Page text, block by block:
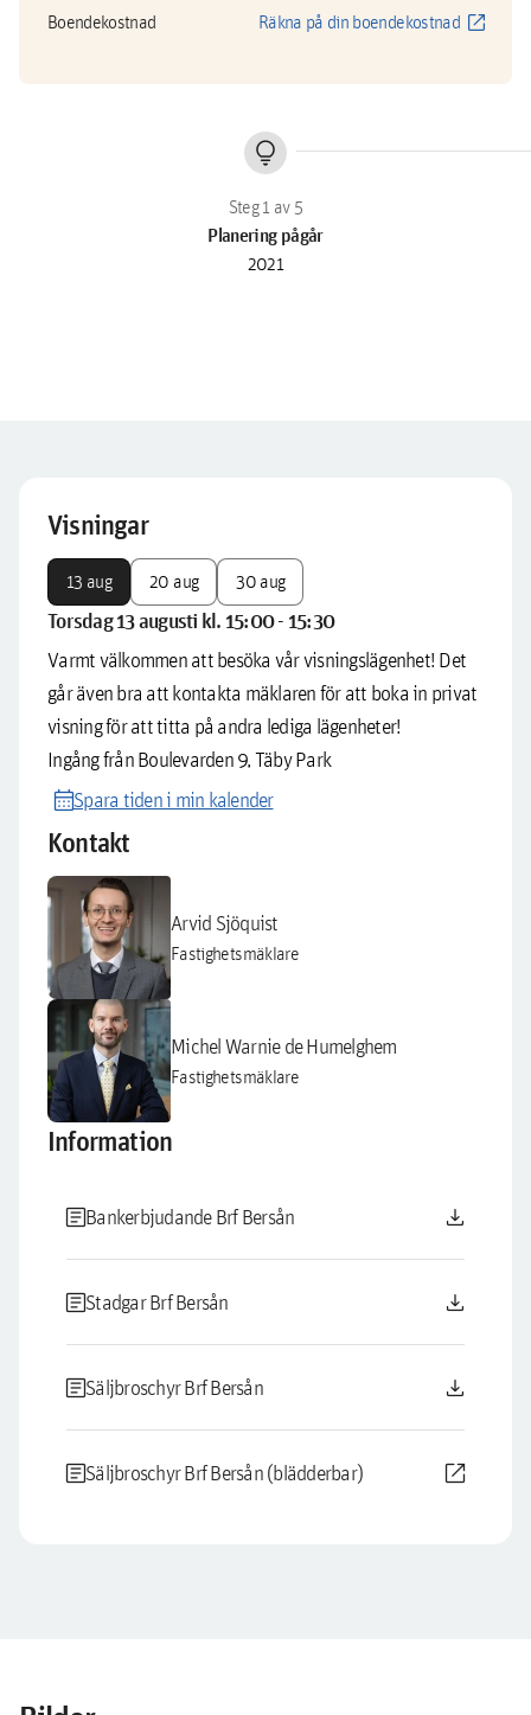
Boendekostnad Räkna på din boendekostnad open_in_new
lightbulb
Planering pågår
2021
Visningar
13 aug 20 aug 30 aug
Torsdag 13 augusti kl. 15:00 - 15:30
Varmt välkommen att besöka vår visningslägenhet! Det
går även bra att kontakta mäklaren för att boka in privat
visning för att titta på andra lediga lägenheter!
Ingång från Boulevarden 9, Täby Park
calendar_monthSpara tiden i min kalender
Kontakt
Arvid Sjöquist
Fastighetsmäklare
Michel Warnie de Humelghem
Fastighetsmäklare
Information
articleBankerbjudande Brf Bersån download
articleStadgar Brf Bersån download
articleSäljbroschyr Brf Bersån download
articleSäljbroschyr Brf Bersån (blädderbar) open_in_new